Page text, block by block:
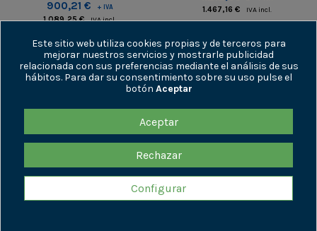
900,21 € + IVA
1.089,25 € IVA incl.
Añadir al
carrito
1.467,16 € IVA incl.
carrito
2 3 4
INFORMACIÓN
Este sitio web utiliza cookies propias y de terceros para
mejorar nuestros servicios y mostrarle publicidad
relacionada con sus preferencias mediante el análisis de sus
hábitos. Para dar su consentimiento sobre su uso pulse el
botón Aceptar
Aceptar
Rechazar
Configurar